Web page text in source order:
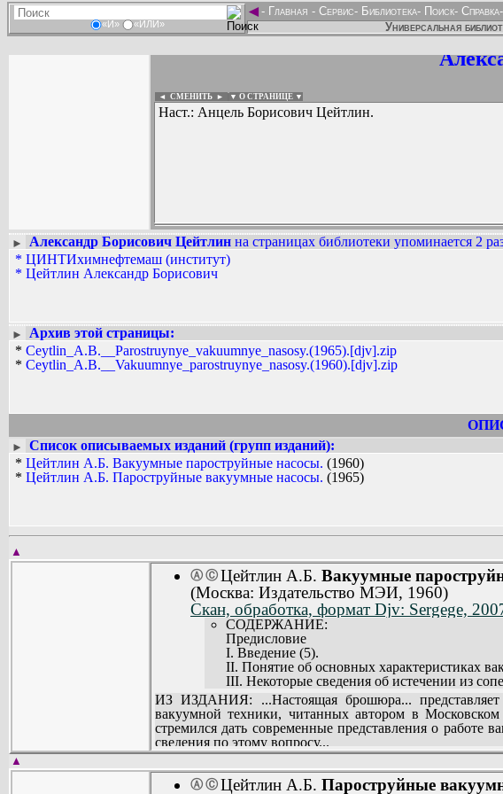
«И» «ИЛИ»
◄- Главная - Сервис- Библиотека- Поиск- Справка-
Универсальная
◄ СМЕНИТЬ ► ▼ О СТРАНИЦЕ ▼
Наст.: Анцель Борисович Цейтлин.
Вадим Ершов...
...
► Александр Борисович Цейтлин на страницах библиотеки упоминается 2
* ЦИНТИхимнефтемаш (институт)
* Цейтлин Александр Борисович
►
Архив этой страницы:
* Ceytlin_A.B.__Parostruynye_vakuumnye_nasosy.(1965).[djv].zip
* Ceytlin_A.B.__Vakuumnye_parostruynye_nasosy.(1960).[djv].zip
►
Список описываемых изданий (групп изданий):
* Цейтлин А.Б. Вакуумные пароструйные насосы. (1960)
* Цейтлин А.Б. Пароструйные вакуумные насосы. (1965)
▲
Ⓐ Ⓒ Цейтлин А.Б. Вакуумные
(Москва: Издательство МЭИ, 1960)
Скан, обработка, формат Djv: Sergege,
СОДЕРЖАНИЕ:
Предисловие
I. Введение (5).
II. Понятие об основных характеристиках
III. Некоторые сведения об истечении из
IV. Вакуумные эжекторные насосы (23).
V. Бустерные насосы (33).
VI. Высоковакуумные пароструйные насосы
VII. Удельные характеристики вакуумных
VIII. Вакуумные пароструйные агрегаты
IX. Тепловой баланс вакуумных
Приложение 1 (102).
ИЗ ИЗДАНИЯ: ...Настоящая брошюра...
вакуумной техники, читанных автором в
стремился дать современные представления о работе
сведения по этому вопросу...
▲
Ⓐ Ⓒ Цейтлин А.Б. Пароструйные